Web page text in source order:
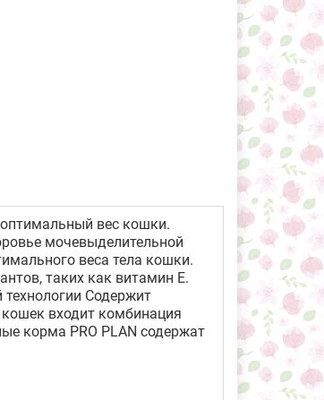
вес кошки.
мочевыделительной
веса тела кошки.
таких как витамин Е.
Содержит
входит комбинация
корма PRO PLAN содержат